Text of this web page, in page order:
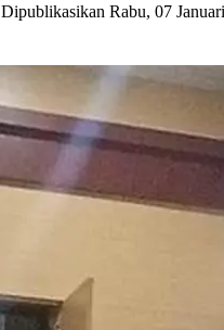
Dipublikasikan Rabu, 07